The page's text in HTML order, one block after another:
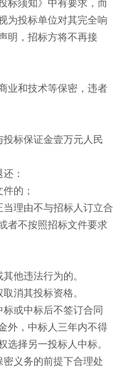
为投标单位对其完全响
明，招标方将不再接
和技术等保密，违者
标保证金壹万元人民
：
的；
理由不与招标人订立合
者不按照招标文件要求
他违法行为的。
消其投标资格。
或中标后不签订合同
外，中标人三年内不得
择另一投标人中标。
义务的前提下合理处